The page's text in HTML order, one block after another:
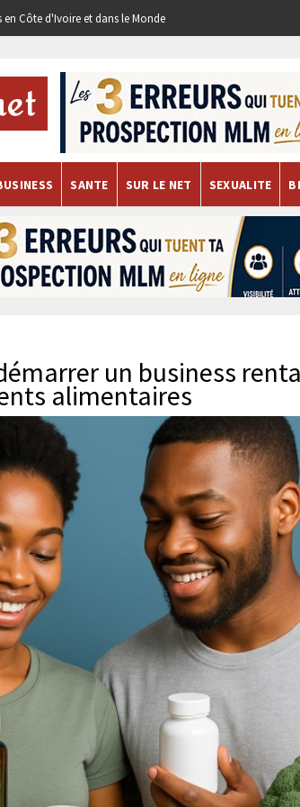
en Côte d'Ivoire et dans le Monde
SANTE SUR LE NET SEXUALITE
un business
alimentaires